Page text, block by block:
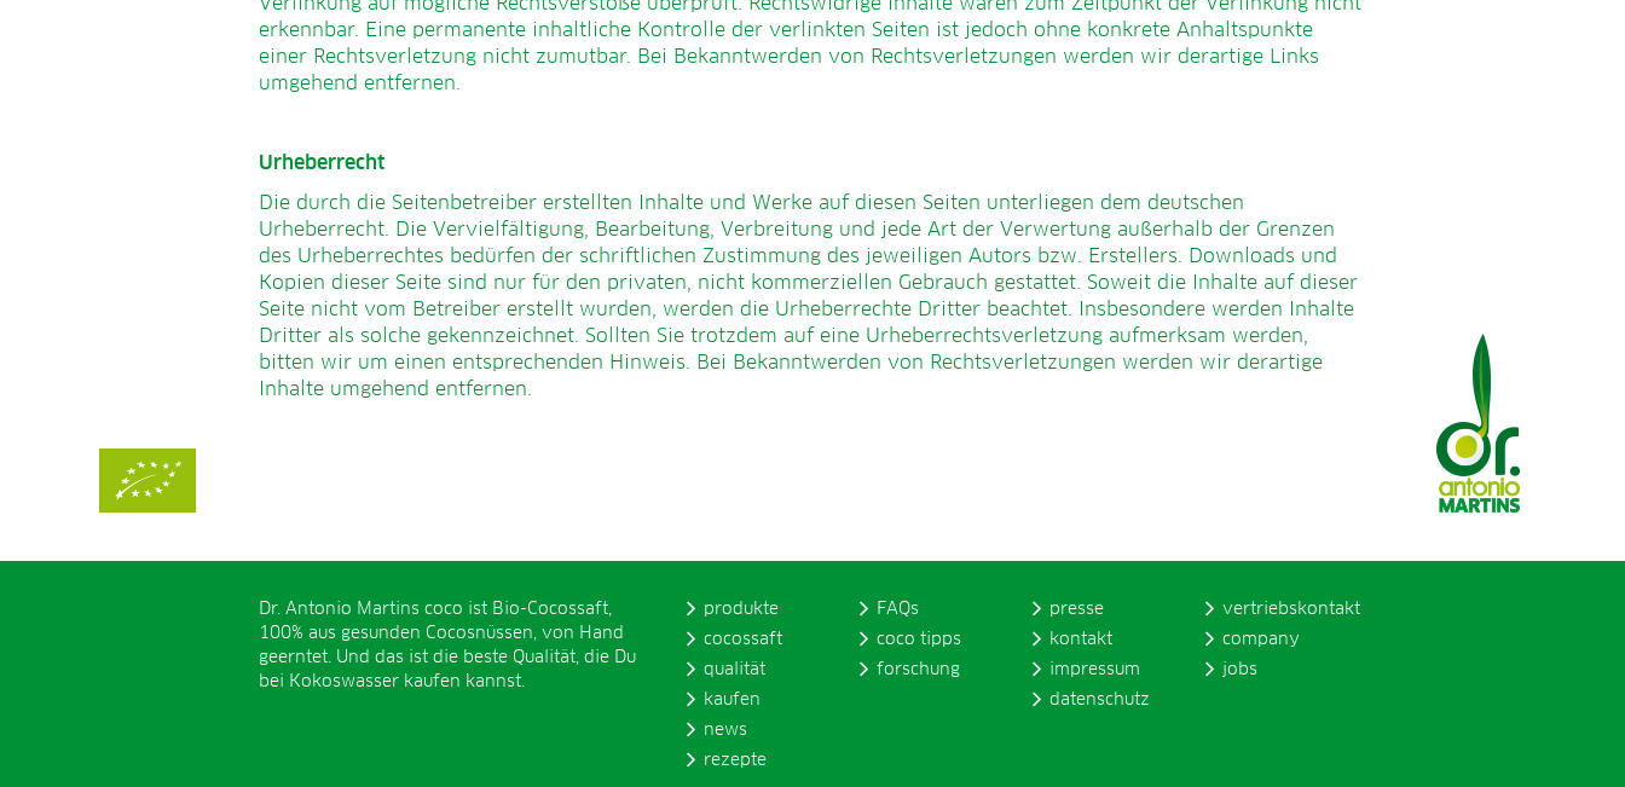
erkennbar. Eine permanente inhaltliche Kontrolle der verlinkten Seiten ist jedoch ohne konkrete Anhaltspunkte
einer Rechtsverletzung nicht zumutbar. Bei Bekanntwerden von Rechtsverletzungen werden wir derartige Links
umgehend entfernen.
Urheberrecht
Die durch die Seitenbetreiber erstellten Inhalte und Werke auf diesen Seiten unterliegen dem deutschen
Urheberrecht. Die Vervielfältigung, Bearbeitung, Verbreitung und jede Art der Verwertung außerhalb der Grenzen
des Urheberrechtes bedürfen der schriftlichen Zustimmung des jeweiligen Autors bzw. Erstellers. Downloads und
Kopien dieser Seite sind nur für den privaten, nicht kommerziellen Gebrauch gestattet. Soweit die Inhalte auf dieser
Seite nicht vom Betreiber erstellt wurden, werden die Urheberrechte Dritter beachtet. Insbesondere werden Inhalte
Dritter als solche gekennzeichnet. Sollten Sie trotzdem auf eine Urheberrechtsverletzung aufmerksam werden,
bitten wir um einen entsprechenden Hinweis. Bei Bekanntwerden von Rechtsverletzungen werden wir derartige
Inhalte umgehend entfernen.
Dr. Antonio Martins coco ist Bio-Cocossaft,
100% aus gesunden Cocosnüssen, von Hand
geerntet. Und das ist die beste Qualität, die Du
bei Kokoswasser kaufen kannst.
produkte
cocossaft
qualität
kaufen
news
rezepte
FAQs
coco tipps
forschung
presse
kontakt
impressum
datenschutz
vertriebskontakt
company
jobs